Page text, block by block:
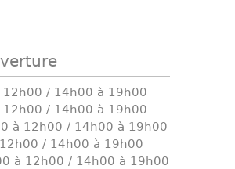
12h00 / 14h00 à 19h00
12h00 / 14h00 à 19h00
à 12h00 / 14h00 à 19h00
/ 14h00 à 19h00
à 12h00 / 14h00 à 19h00